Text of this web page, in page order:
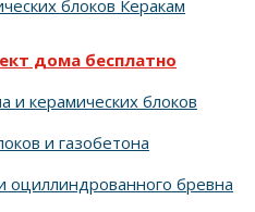
6 спален с котельной
спален и террасой
блоков Керакам
дома бесплатно
и керамических блоков
и газобетона
оциллиндрованного бревна